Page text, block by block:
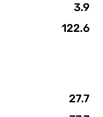
3.9
122.6
27.7